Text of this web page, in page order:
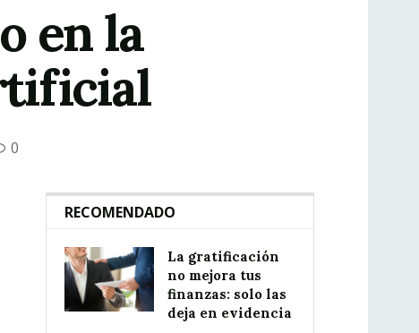
en la
0
RECOMENDADO
La gratificación
no mejora tus
finanzas: solo las
deja en evidencia